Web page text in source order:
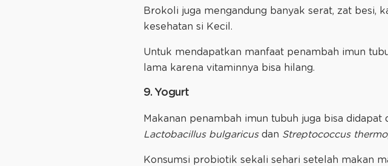
Brokoli juga mengandung banyak serat, zat besi,
kesehatan si Kecil.
Untuk mendapatkan manfaat penambah imun
lama karena vitaminnya bisa hilang.
9. Yogurt
Makanan penambah imun tubuh juga bisa
Lactobacillus bulgaricus dan Streptococcus
Konsumsi probiotik sekali sehari setelah makan